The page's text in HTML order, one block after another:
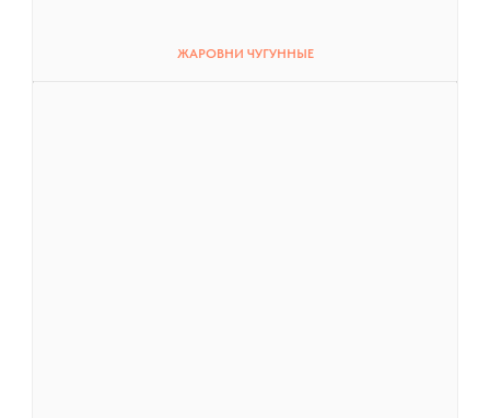
ЖАРОВНИ ЧУГУННЫЕ